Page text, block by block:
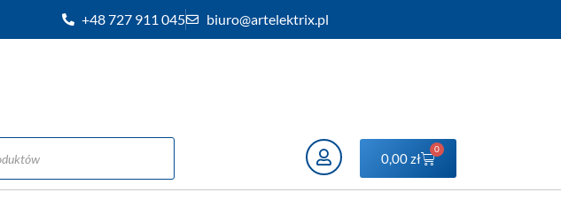
+48 727 911 045 biuro@artelektrix.pl
0,00zł
0